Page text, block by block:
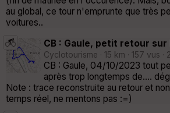
au global, ce tour n'emprunte que très
voitures..
CB : Gaule, petit retour sur
Cyclotourisme · 15 km · 157 vus ·
CB : Gaule, 04/10/2023 tout
après trop longtemps de....
Note : trace reconstruite au retour et
temps réel, ne mentons pas :=)